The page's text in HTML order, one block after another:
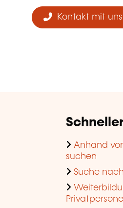
Kontakt mit
Anhand
suchen
Suche